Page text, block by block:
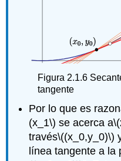
Figura 2.1.6
tangente
Por lo que es
(x_1\) se acerca a
través\((x_0,y_0)\)
línea tangente a la